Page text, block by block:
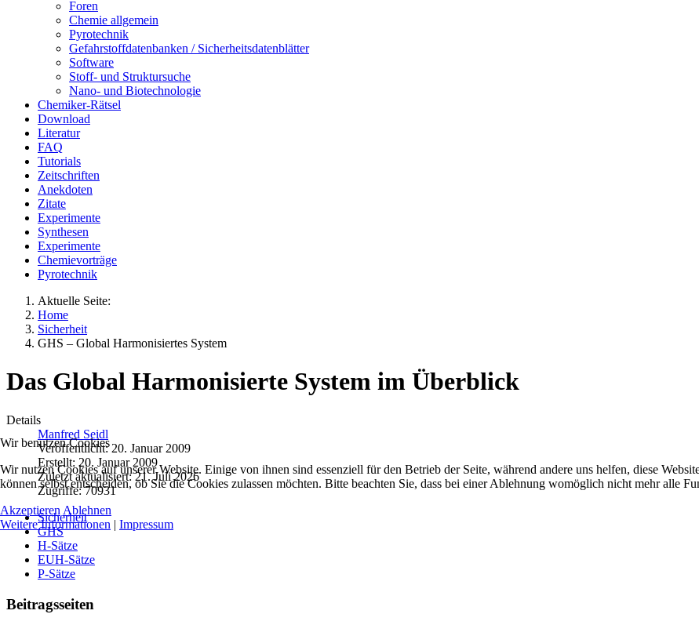
Foren
Chemie allgemein
Pyrotechnik
Gefahrstoffdatenbanken / Sicherheitsdatenblätter
Software
Stoff- und Struktursuche
Nano- und Biotechnologie
Chemiker-Rätsel
Download
Literatur
FAQ
Tutorials
Zeitschriften
Anekdoten
Zitate
Experimente
Synthesen
Experimente
Chemievorträge
Pyrotechnik
Aktuelle Seite:
Home
Sicherheit
GHS – Global Harmonisiertes System
Das Global Harmonisierte System im Überblick
Details
Manfred Seidl
Veröffentlicht: 20. Januar 2009
Erstellt: 20. Januar 2009
Zuletzt aktualisiert: 21. Juli 2026
Zugriffe: 70931
Sicherheit
GHS
H-Sätze
EUH-Sätze
P-Sätze
Beitragsseiten
Wir benutzen Cookies
Wir nutzen Cookies auf unserer Website. Einige von ihnen sind essenziell für den Betrieb der Seite, während andere uns helfen, diese
können selbst entscheiden, ob Sie die Cookies zulassen möchten. Bitte beachten Sie, dass bei einer Ablehnung womöglich nicht mehr alle
Akzeptieren Ablehnen
Weitere Informationen | Impressum